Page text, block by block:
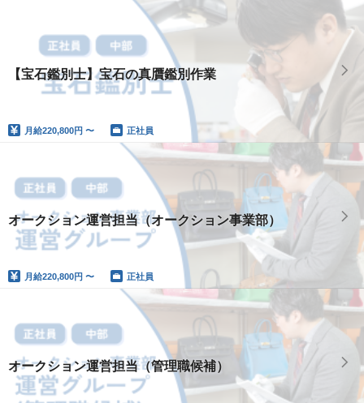
【宝石鑑別士】宝石の真贋鑑別作業
月給220,800円 〜 正社員
オークション運営担当（オークション事業部）
月給220,800円 〜 正社員
オークション運営担当（管理職候補）